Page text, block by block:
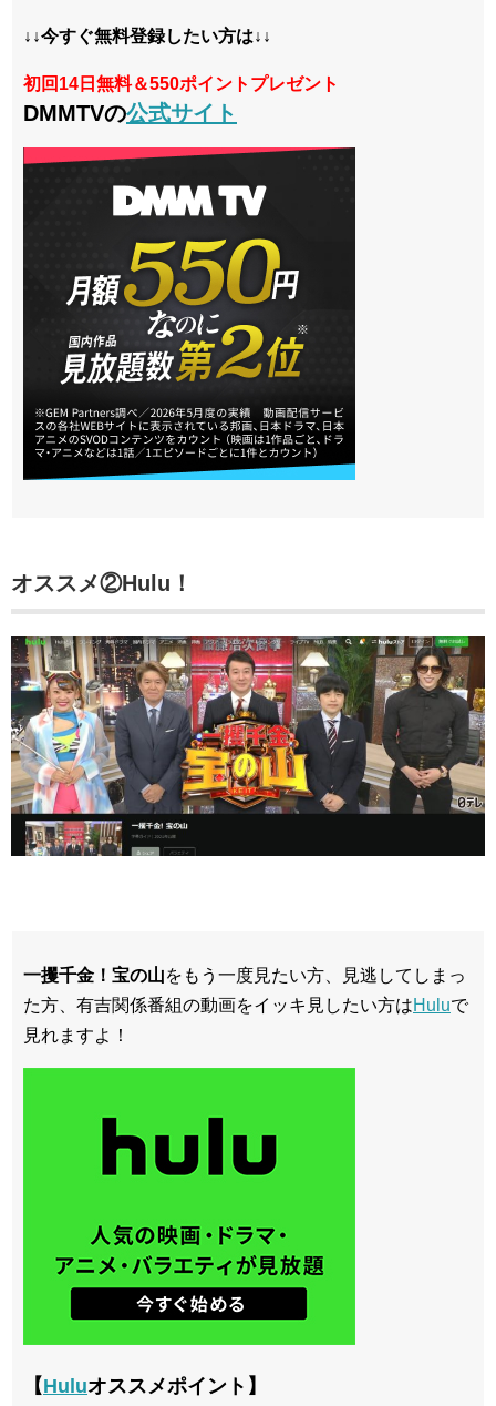
↓↓今すぐ無料登録したい方は↓↓
初回14日無料＆550ポイントプレゼント
DMMTVの公式サイト
オススメ②Hulu！
一攫千金！宝の山をもう一度見たい方、見逃してしまっ
た方、有吉関係番組の動画をイッキ見したい方はHuluで
見れますよ！
【Huluオススメポイント】